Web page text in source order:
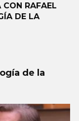
RAFAEL
DE LA
de la